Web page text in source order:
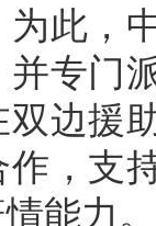
此，
专门
边援
，支
能力。